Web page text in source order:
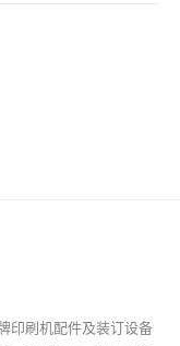
印刷机配件及装订设备